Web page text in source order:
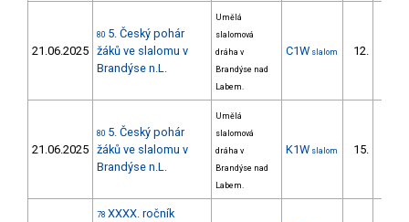
21.06.2025
80 5. Český pohár
žáků ve slalomu v
Brandýse n.L.
Umělá
slalomová
dráha v
Brandýse nad
Labem.
C1W slalom 12.
21.06.2025
80 5. Český pohár
žáků ve slalomu v
Brandýse n.L.
Umělá
slalomová
dráha v
Brandýse nad
Labem.
K1W slalom 15.
78 XXXX. ročník